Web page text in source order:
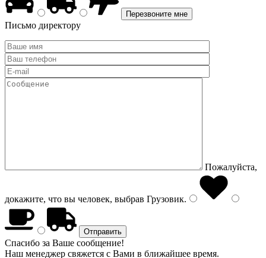
Письмо директору
Пожалуйста,
докажите, что вы человек, выбрав Грузовик.
Спасибо за Ваше сообщение!
Наш менеджер свяжется с Вами в ближайшее время.